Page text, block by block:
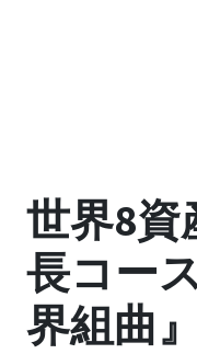
世界8資
長コー
界組曲』